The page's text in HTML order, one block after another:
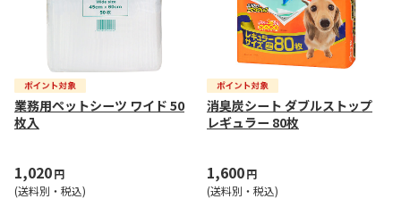
業務用ペットシーツ ワイド 50
枚入
1,020円
(送料別・税込)
消臭炭シート ダブルストップ
レギュラー 80枚
1,600円
(送料別・税込)